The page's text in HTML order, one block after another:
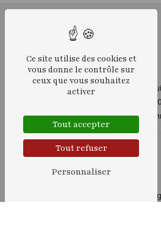
16 Avenue du Maréchal
06 26 84 50
Plan du site
Soins
Ce site utilise des cookies et
vous donne le contrôle sur
ceux que vous souhaitez
activer
Tout accepter
Tout refuser
Personnaliser